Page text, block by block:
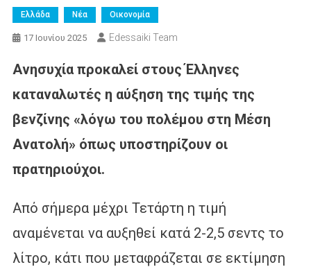
Ελλάδα Νέα Οικονομία
17 Ιουνίου 2025 Edessaiki Team
Ανησυχία προκαλεί στους Έλληνες
καταναλωτές η αύξηση της τιμής της
βενζίνης «λόγω του πολέμου στη Μέση
Ανατολή» όπως υποστηρίζουν οι
πρατηριούχοι.
Από σήμερα μέχρι Τετάρτη η τιμή
αναμένεται να αυξηθεί κατά 2-2,5 σεντς το
λίτρο, κάτι που μεταφράζεται σε εκτίμηση